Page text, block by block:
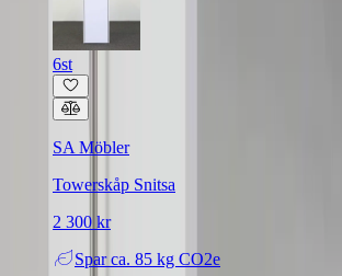
6st
SA Möbler
Towerskåp Snitsa
2 300 kr
Spar ca. 85 kg CO2e